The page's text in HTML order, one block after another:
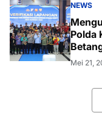
NEWS
Polda
Mei 21,